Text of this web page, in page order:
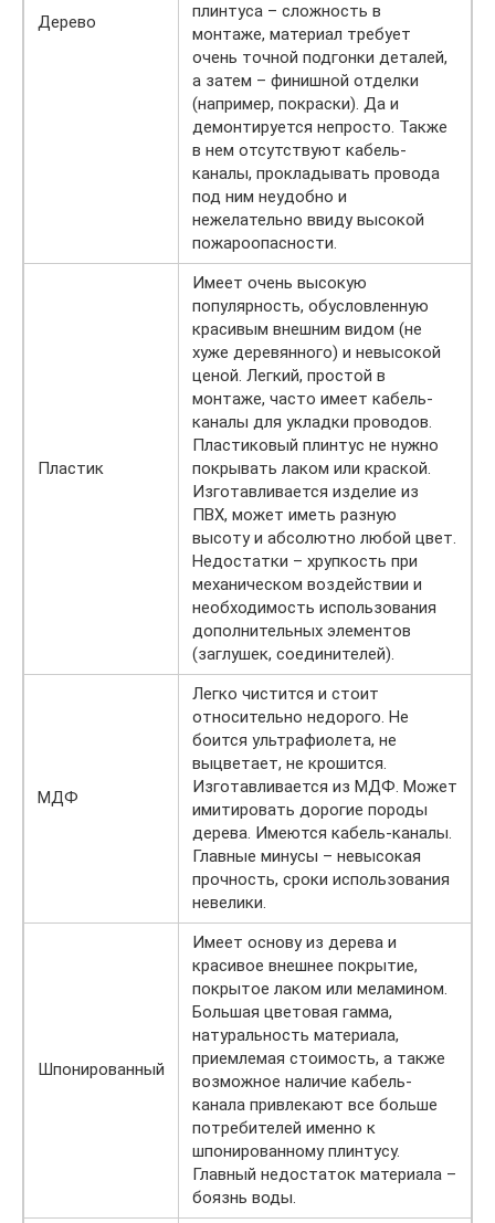
Дерево
плинтуса – сложность в
монтаже, материал требует
очень точной подгонки деталей,
а затем – финишной отделки
(например, покраски). Да и
демонтируется непросто. Также
в нем отсутствуют кабель-
каналы, прокладывать провода
под ним неудобно и
нежелательно ввиду высокой
пожароопасности.
Пластик
Имеет очень высокую
популярность, обусловленную
красивым внешним видом (не
хуже деревянного) и невысокой
ценой. Легкий, простой в
монтаже, часто имеет кабель-
каналы для укладки проводов.
Пластиковый плинтус не нужно
покрывать лаком или краской.
Изготавливается изделие из
ПВХ, может иметь разную
высоту и абсолютно любой цвет.
Недостатки – хрупкость при
механическом воздействии и
необходимость использования
дополнительных элементов
(заглушек, соединителей).
МДФ
Легко чистится и стоит
относительно недорого. Не
боится ультрафиолета, не
выцветает, не крошится.
Изготавливается из МДФ. Может
имитировать дорогие породы
дерева. Имеются кабель-каналы.
Главные минусы – невысокая
прочность, сроки использования
невелики.
Шпонированный
Имеет основу из дерева и
красивое внешнее покрытие,
покрытое лаком или меламином.
Большая цветовая гамма,
натуральность материала,
приемлемая стоимость, а также
возможное наличие кабель-
канала привлекают все больше
потребителей именно к
шпонированному плинтусу.
Главный недостаток материала –
боязнь воды.